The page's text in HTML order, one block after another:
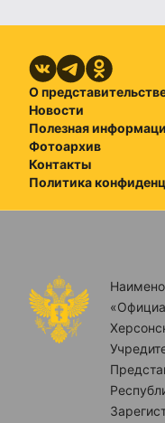
О
Новости
Полезная
Фотоархив
Контакты
Политика